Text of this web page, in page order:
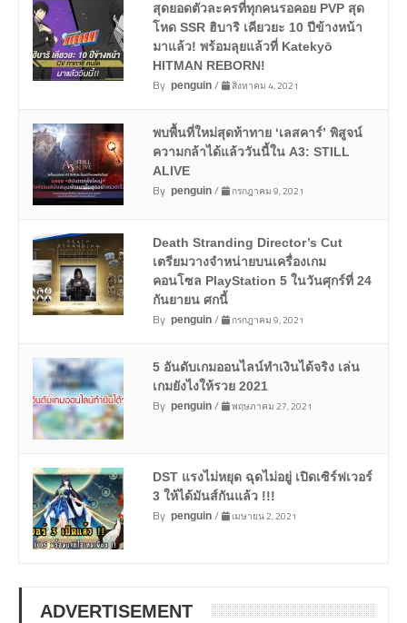
สุดยอดตัวละครที่ทุกคนรอคอย PVP สุด
โหด SSR ฮิบาริ เคียวยะ 10 ปีข้างหน้า
มาแล้ว! พร้อมลุยแล้วที่ Katekyō
HITMAN REBORN!
By penguin/ สิงหาคม 4, 2021
พบพื้นที่ใหม่สุดท้าทาย ‘เลสคาร์’ พิสูจน์
ความกล้าได้แล้ววันนี้ใน A3: STILL
ALIVE
By penguin/ กรกฎาคม 9, 2021
Death Stranding Director’s Cut
เตรียมวางจำหน่ายบนเครื่องเกม
คอนโซล PlayStation 5 ในวันศุกร์ที่ 24
กันยายน ศกนี้
By penguin/ กรกฎาคม 9, 2021
5 อันดับเกมออนไลน์ทำเงินได้จริง เล่น
เกมยังไงให้รวย 2021
By penguin/ พฤษภาคม 27, 2021
DST แรงไม่หยุด ฉุดไม่อยู่ เปิดเซิร์ฟเวอร์
3 ให้ได้มันส์กันแล้ว !!!
By penguin/ เมษายน 2, 2021
ADVERTISEMENT